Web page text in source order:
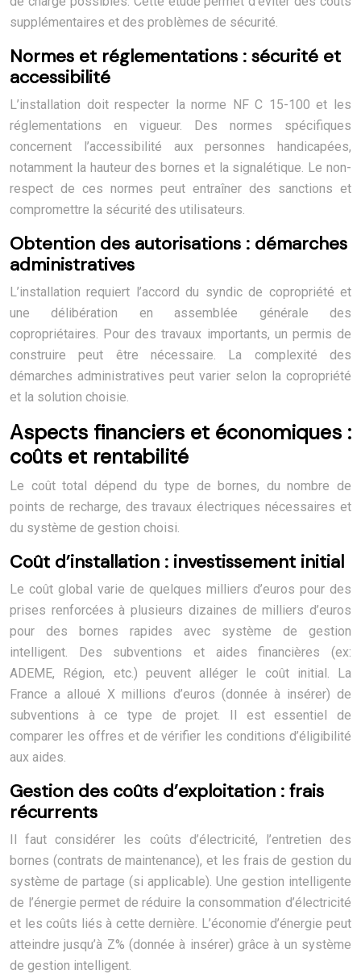
supplémentaires et des problèmes de sécurité.
Normes et réglementations : sécurité et
accessibilité
L’installation doit respecter la norme NF C 15-100 et les
réglementations en vigueur. Des normes spécifiques
concernent l’accessibilité aux personnes handicapées,
notamment la hauteur des bornes et la signalétique. Le non-
respect de ces normes peut entraîner des sanctions et
compromettre la sécurité des utilisateurs.
Obtention des autorisations : démarches
administratives
L’installation requiert l’accord du syndic de copropriété et
une délibération en assemblée générale des
copropriétaires. Pour des travaux importants, un permis de
construire peut être nécessaire. La complexité des
démarches administratives peut varier selon la copropriété
et la solution choisie.
Aspects financiers et économiques :
coûts et rentabilité
Le coût total dépend du type de bornes, du nombre de
points de recharge, des travaux électriques nécessaires et
du système de gestion choisi.
Coût d’installation : investissement initial
Le coût global varie de quelques milliers d’euros pour des
prises renforcées à plusieurs dizaines de milliers d’euros
pour des bornes rapides avec système de gestion
intelligent. Des subventions et aides financières (ex:
ADEME, Région, etc.) peuvent alléger le coût initial. La
France a alloué X millions d’euros (donnée à insérer) de
subventions à ce type de projet. Il est essentiel de
comparer les offres et de vérifier les conditions d’éligibilité
aux aides.
Gestion des coûts d’exploitation : frais
récurrents
Il faut considérer les coûts d’électricité, l’entretien des
bornes (contrats de maintenance), et les frais de gestion du
système de partage (si applicable). Une gestion intelligente
de l’énergie permet de réduire la consommation d’électricité
et les coûts liés à cette dernière. L’économie d’énergie peut
atteindre jusqu’à Z% (donnée à insérer) grâce à un système
de gestion intelligent.